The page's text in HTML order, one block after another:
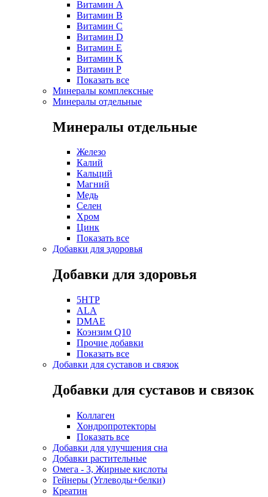
Витамин A
Витамин B
Витамин C
Витамин D
Витамин E
Витамин K
Витамин P
Показать все
Минералы комплексные
Минералы отдельные
Минералы отдельные
Железо
Калий
Кальций
Магний
Медь
Селен
Хром
Цинк
Показать все
Добавки для здоровья
Добавки для здоровья
5HTP
ALA
DMAE
Коэнзим Q10
Прочие добавки
Показать все
Добавки для суставов и связок
Добавки для суставов и связок
Коллаген
Хондропротекторы
Показать все
Добавки для улучшения сна
Добавки растительные
Омега - 3, Жирные кислоты
Гейнеры (Углеводы+белки)
Креатин